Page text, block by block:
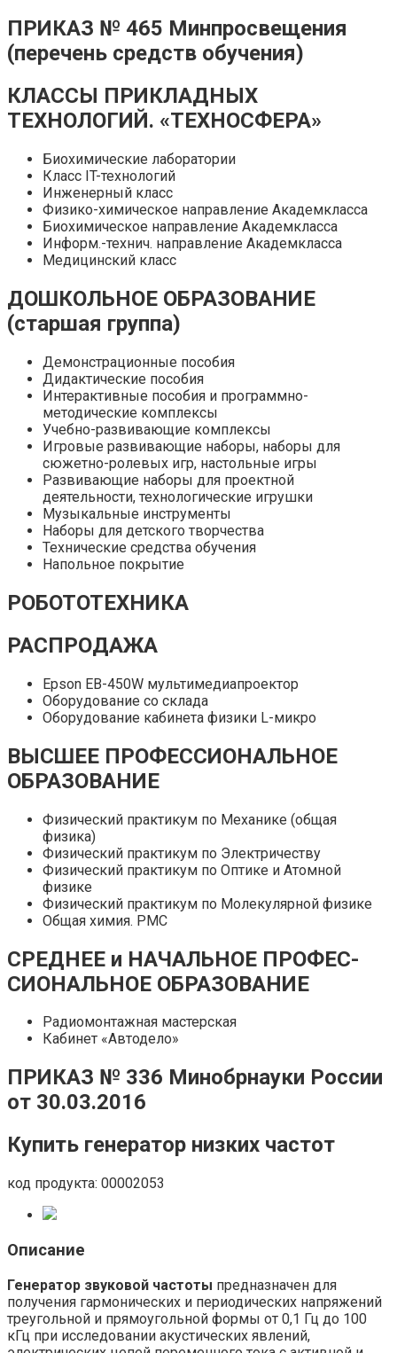
ПРИКАЗ № 465 Минпросвещения
(перечень средств обучения)
КЛАССЫ ПРИКЛАДНЫХ
ТЕХНОЛОГИЙ. «ТЕХНОСФЕРА»
Биохимические лаборатории
Класс IT-технологий
Инженерный класс
Физико-химическое направление Академкласса
Биохимическое направление Академкласса
Информ.-технич. направление Академкласса
Медицинский класс
ДОШКОЛЬНОЕ ОБРАЗОВАНИЕ
(старшая группа)
Демонстрационные пособия
Дидактические пособия
Интерактивные пособия и программно-
методические комплексы
Учебно-развивающие комплексы
Игровые развивающие наборы, наборы для
сюжетно-ролевых игр, настольные игры
Развивающие наборы для проектной
деятельности, технологические игрушки
Музыкальные инструменты
Наборы для детского творчества
Технические средства обучения
Напольное покрытие
РОБОТОТЕХНИКА
РАСПРОДАЖА
Epson EB-450W мультимедиапроектор
Оборудование со склада
Оборудование кабинета физики L-микро
ВЫСШЕЕ ПРОФЕС­СИОНАЛЬ­НОЕ
ОБРАЗО­ВАНИЕ
Физический практикум по Механике (общая
физика)
Физический практикум по Электричеству
Физический практикум по Оптике и Атомной
физике
Физический практикум по Молекулярной физике
Общая химия. РМС
СРЕДНЕЕ и НАЧАЛЬНОЕ ПРОФЕС­
СИОНАЛЬ­НОЕ ОБРАЗОВАНИЕ
Радиомонтажная мастерская
Кабинет «Автодело»
ПРИКАЗ № 336 Минобрнауки России
от 30.03.2016
Купить генератор низких частот
код продукта: 00002053
Описание
Генератор звуковой частоты предназначен для
получения гармонических и периодических напряжений
треугольной и прямоугольной формы от 0,1 Гц до 100
кГц при исследовании акустических явлений,